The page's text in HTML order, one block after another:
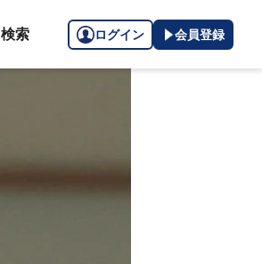
検索 ログイン 会員登録